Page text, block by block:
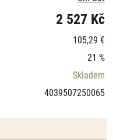
2 527 Kč
105,29 €
21 %
Skladem
4039507250065